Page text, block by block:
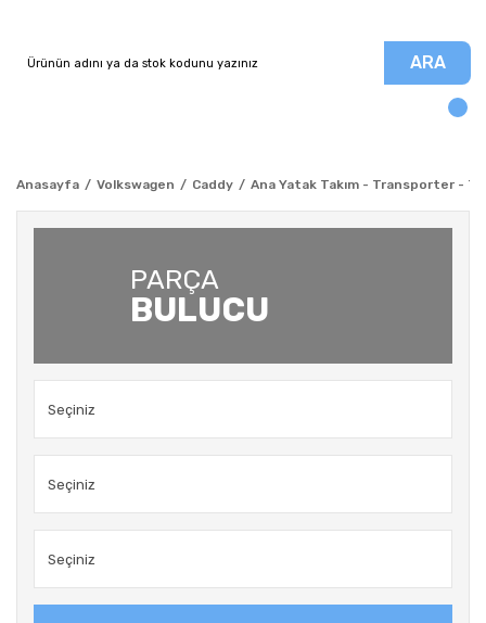
ARA
Anasayfa Volkswagen Caddy Ana Yatak Takım - Transporter -
PARÇA
BULUCU